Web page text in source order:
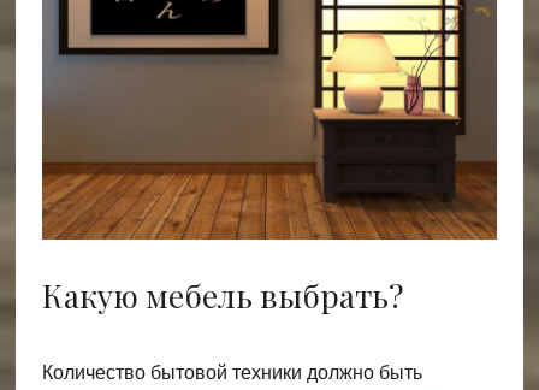
Какую мебель выбрать?
Количество бытовой техники должно быть